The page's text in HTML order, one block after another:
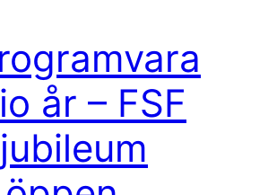
år – FSF